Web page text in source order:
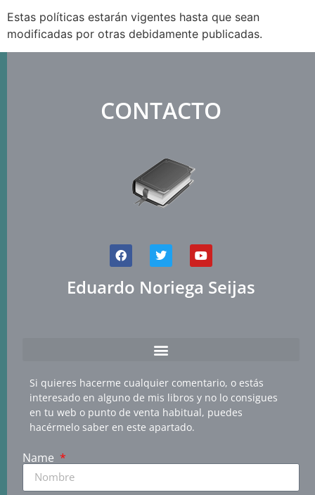
Estas políticas estarán vigentes hasta que sean
modificadas por otras debidamente publicadas.
CONTACTO
Eduardo Noriega Seijas
Si quieres hacerme cualquier comentario, o estás
interesado en alguno de mis libros y no lo consigues
en tu web o punto de venta habitual, puedes
hacérmelo saber en este apartado.
Name